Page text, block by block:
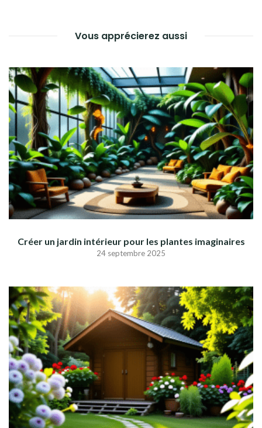
Vous apprécierez aussi
Créer un jardin intérieur pour les plantes imaginaires
24 septembre 2025